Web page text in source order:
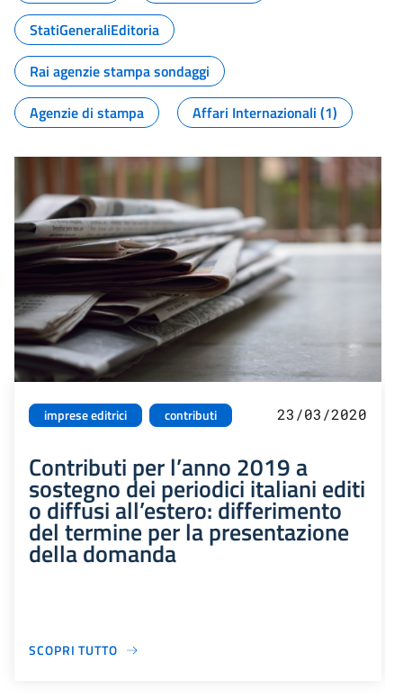
StatiGeneraliEditoria
Rai agenzie stampa sondaggi
Agenzie di stampa
Affari Internazionali (1)
imprese editrici contributi 23/03/2020
Contributi per l’anno 2019 a
sostegno dei periodici italiani editi
o diffusi all’estero: differimento
del termine per la presentazione
della domanda
SCOPRI TUTTO